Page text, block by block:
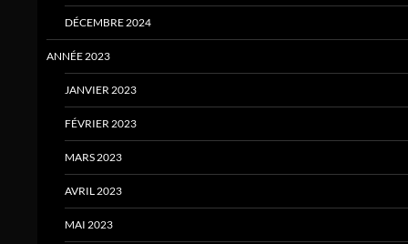
DÉCEMBRE 2024
ANNÉE 2023
JANVIER 2023
FÉVRIER 2023
MARS 2023
AVRIL 2023
MAI 2023